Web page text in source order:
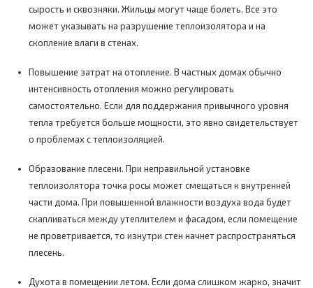
сырость и сквозняки. Жильцы могут чаще болеть. Все это
может указывать на разрушение теплоизолятора и на
скопление влаги в стенах.
Повышение затрат на отопление. В частных домах обычно
интенсивность отопления можно регулировать
самостоятельно. Если для поддержания привычного уровня
тепла требуется больше мощности, это явно свидетельствует
о проблемах с теплоизоляцией.
Образование плесени. При неправильной установке
теплоизолятора точка росы может смещаться к внутренней
части дома. При повышенной влажности воздуха вода будет
скапливаться между утеплителем и фасадом, если помещение
не проветривается, то изнутри стен начнет распространяться
плесень.
Духота в помещении летом. Если дома слишком жарко, значит